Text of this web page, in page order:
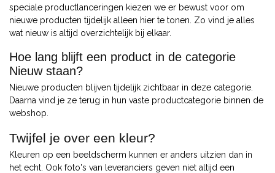
speciale productlanceringen kiezen we er bewust voor om
nieuwe producten tijdelijk alleen hier te tonen. Zo vind je alles
wat nieuw is altijd overzichtelijk bij elkaar.
Hoe lang blijft een product in de categorie
Nieuw staan?
Nieuwe producten blijven tijdelijk zichtbaar in deze categorie.
Daarna vind je ze terug in hun vaste productcategorie binnen de
webshop.
Twijfel je over een kleur?
Kleuren op een beeldscherm kunnen er anders uitzien dan in
het echt. Ook foto's van leveranciers geven niet altijd een